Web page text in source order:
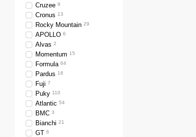
Cruzee 9
Cronus 13
Rocky Mountain 29
APOLLO 6
Alvas 2
Momentum 15
Formula 64
Pardus 16
Fuji 7
Puky 110
Atlantic 54
BMC 3
Bianchi 21
GT 6